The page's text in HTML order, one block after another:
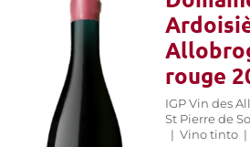
rouge
IGP Vin des
St Pierre de
| Vino tinto |